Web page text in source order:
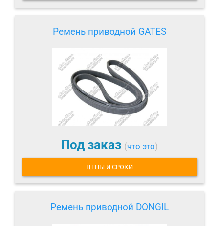
Ремень приводной GATES
Под заказ (что это)
ЦЕНЫ И СРОКИ
Ремень приводной DONGIL